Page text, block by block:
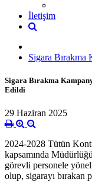
İletişim
Sigara Bırakma
Sigara Bırakma
Edildi
29 Haziran 2025
‎2024-2028 Tütün
kapsamında
görevli personele
olup, sigarayı bırakan